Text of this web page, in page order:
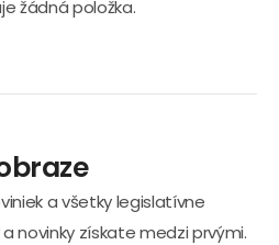
žádná položka.
a všetky legislatívne
novinky získate medzi prvými.